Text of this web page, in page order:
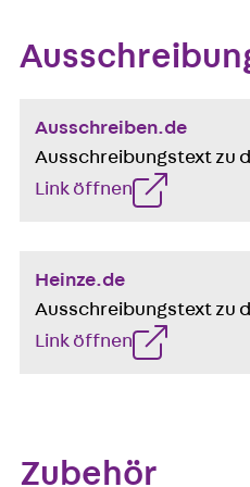
Ausschreiben.de
Ausschreibungstext zu
Link öffnen
Heinze.de
Ausschreibungstext zu
Link öffnen
Zubehör